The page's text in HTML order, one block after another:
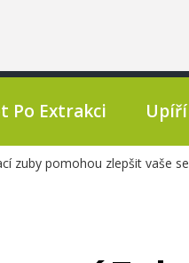
Po Extrakci
zuby pomohou zlepšit vaše